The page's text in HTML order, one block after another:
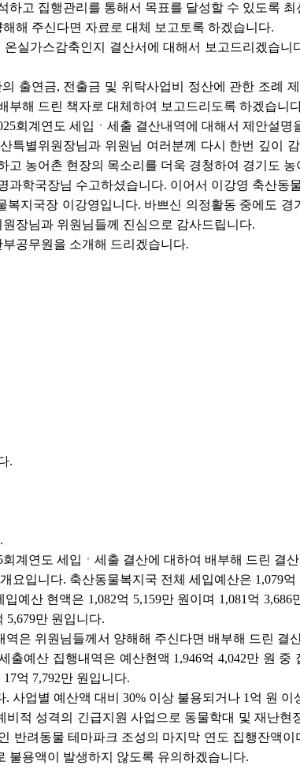
하고 집행관리를 통해서 목표를 달성할 수 있도록
해 주신다면 자료로 대체 보고토록 하겠습니다.
실가스감축인지 결산서에 대해서 보고드리겠습
출연금, 전출금 및 위탁사업비 정산에 관한 조례
부해 드린 책자로 대체하여 보고드리도록 하겠습니
회계연도 세입ㆍ세출 결산내역에 대해서 제안설
특별위원장님과 위원님 여러분께 다시 한번 깊이
고 농어촌 현장의 목소리를 더욱 경청하여 경기도
과학국장님 수고하셨습니다. 이어서 이강영 축산동
복지국장 이강영입니다. 바쁘신 의정활동 중에도
장님과 위원님들께 진심으로 감사드립니다.
공무원을 소개해 드리겠습니다.
.
계연도 세입ㆍ세출 결산에 대하여 배부해 드린 결
요입니다. 축산동물복지국 전체 세입예산은 1,079
예산 현액은 1,082억 5,159만 원이며 1,081억
5,679만 원입니다.
역은 위원님들께서 양해해 주신다면 배부해 드린 결
출예산 집행내역은 예산현액 1,946억 4,042만 원 중
억 7,792만 원입니다.
사업별 예산액 대비 30% 이상 불용되거나 1억 원
비적 성격의 긴급지원 사업으로 동물학대 및 재난
반려동물 테마파크 조성의 마지막 연도 집행잔액
불용액이 발생하지 않도록 유의하겠습니다.